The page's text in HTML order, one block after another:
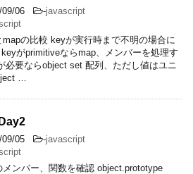
09/06 -javascript
mapの比較 keyが実行時まで不明の場合に
がprimitiveならmap、メンバーを処理す
必要ならobject set 配列、ただし値はユニ
…
09/05 -javascript
メンバー、関数を確認 object.prototype